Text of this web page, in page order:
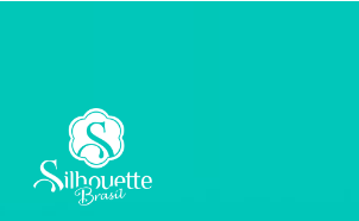
Thiara Ney
Carla Eschberger